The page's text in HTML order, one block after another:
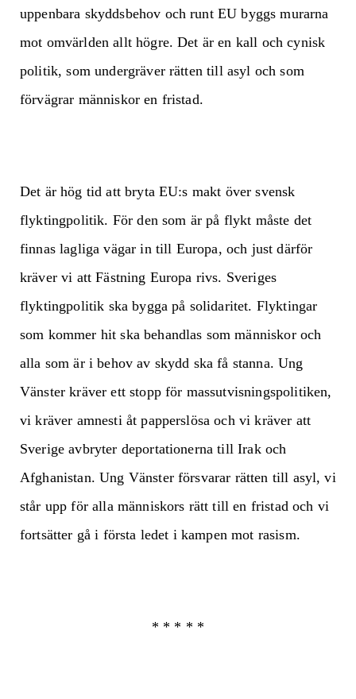
uppenbara skyddsbehov och runt EU byggs murarna
mot omvärlden allt högre. Det är en kall och cynisk
politik, som undergräver rätten till asyl och som
förvägrar människor en fristad.
Det är hög tid att bryta EU:s makt över svensk
flyktingpolitik. För den som är på flykt måste det
finnas lagliga vägar in till Europa, och just därför
kräver vi att Fästning Europa rivs. Sveriges
flyktingpolitik ska bygga på solidaritet. Flyktingar
som kommer hit ska behandlas som människor och
alla som är i behov av skydd ska få stanna. Ung
Vänster kräver ett stopp för massutvisningspolitiken,
vi kräver amnesti åt papperslösa och vi kräver att
Sverige avbryter deportationerna till Irak och
Afghanistan. Ung Vänster försvarar rätten till asyl, vi
står upp för alla människors rätt till en fristad och vi
fortsätter gå i första ledet i kampen mot rasism.
* * * * *